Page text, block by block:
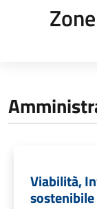
Viabilità,
sostenibile